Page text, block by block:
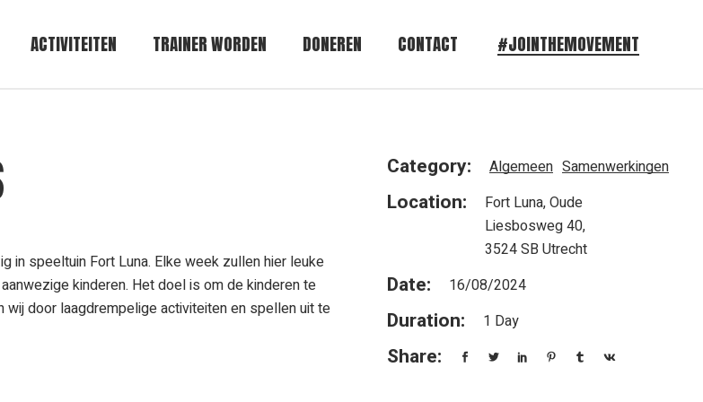
ACTIVITEITEN TRAINER WORDEN DONEREN CONTACT #JOINTHEMOVEMENT
in speeltuin Fort Luna. Elke week zullen hier leuke
kinderen. Het doel is om de kinderen te
door laagdrempelige activiteiten en spellen uit te
Category: Algemeen Samenwerkingen
Location:
Fort Luna, Oude
Liesbosweg 40,
3524 SB Utrecht
Date: 16/08/2024
Duration: 1 Day
Share: